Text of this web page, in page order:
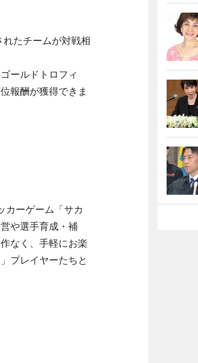
たチームが対戦相
ールドトロフィ
報酬が獲得できま
カーゲーム「サカ
や選手育成・補
なく、手軽にお楽
プレイヤーたちと